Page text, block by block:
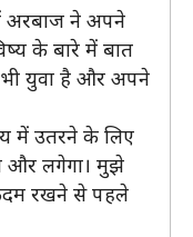
अरबाज ने अपने
के बारे में बात
भी युवा है और अपने
में उतरने के लिए
और लगेगा। मुझे
रखने से पहले